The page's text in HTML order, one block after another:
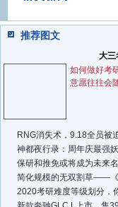
推荐图文
大三
如何做好考
意愿往往会
RNG消失术，9.18全员被
神都夜行录：周年庆最强
保研和推免或将成为未来
简化规模的无双割草——
2020考研难度等级划分，